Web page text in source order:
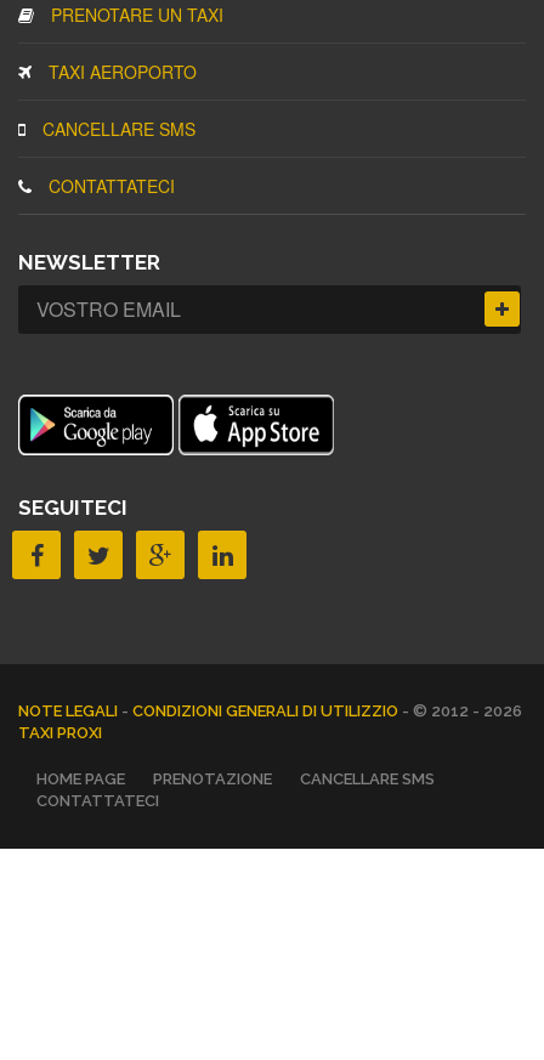
PRENOTARE UN TAXI
TAXI AEROPORTO
CANCELLARE SMS
CONTATTATECI
NEWSLETTER
SEGUITECI
NOTE LEGALI - CONDIZIONI GENERALI DI UTILIZZIO - © 2012 - 2026
TAXI PROXI
HOME PAGE PRENOTAZIONE
CANCELLARE SMS
CONTATTATECI